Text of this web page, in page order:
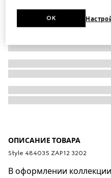
ОПИСАНИЕ ТОВАРА
Style ‎484035 ZAP12 3202
В оформлении
OK